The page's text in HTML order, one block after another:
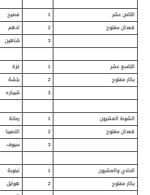
الثامن عشر 1 فصيح
قعدان مفتوح
2 ادهم
3
شاهين
التاسع عشر 1 غزة
بكار مفتوح
2 بلشة
3
شيباره
الشوط العشرون 1 رمانة
قعدان مفتوح
2 النصيبا
3
سيوف
الحادي والعشرون 1 نبنوبة
بكار مفتوح
2 هوايل